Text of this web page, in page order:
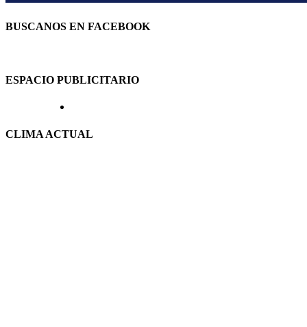
BUSCANOS EN FACEBOOK
ESPACIO PUBLICITARIO
CLIMA ACTUAL